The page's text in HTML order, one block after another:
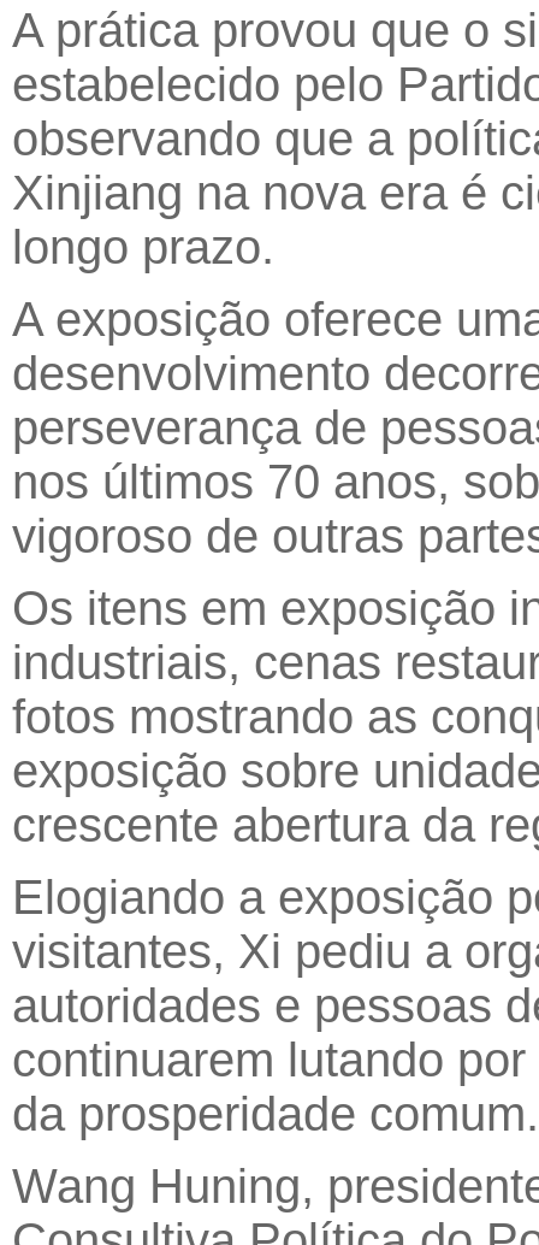
A prática provou que o
estabelecido pelo
observando que a
Xinjiang na nova era é
longo prazo.
A exposição oferece
desenvolvimento
perseverança de
nos últimos 70 anos,
vigoroso de outras
Os itens em exposição
industriais, cenas
fotos mostrando as
exposição sobre
crescente abertura da
Elogiando a exposição
visitantes, Xi pediu a
autoridades e pessoas
continuarem lutando
da prosperidade comum.
Wang Huning,